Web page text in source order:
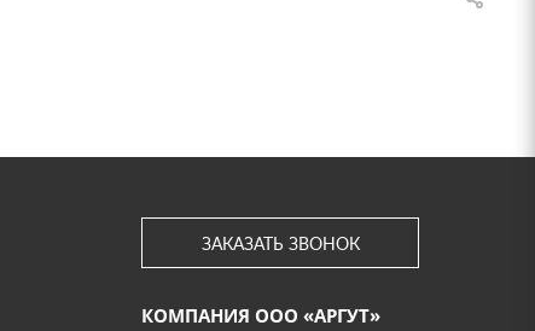
ЗАКАЗАТЬ ЗВОНОК
КОМПАНИЯ ООО «АРГУТ»